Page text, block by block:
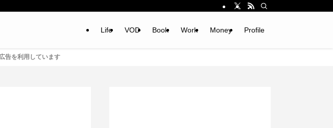
Life VOD Book Work Money Profile
告を利用しています